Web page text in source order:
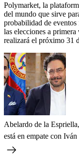
Polymarket, la
del mundo que sirve
probabilidad de
las elecciones a
realizará el próximo 31
Abelardo de la
está en empate con